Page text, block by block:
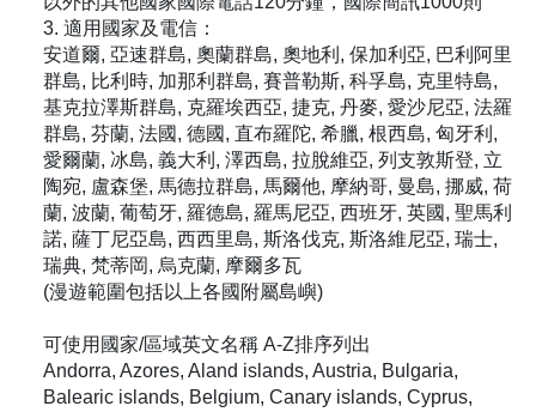
3. 適用國家及電信：
安道爾, 亞速群島, 奧蘭群島, 奧地利, 保加利亞, 巴利阿里
群島, 比利時, 加那利群島, 賽普勒斯, 科孚島, 克里特島,
基克拉澤斯群島, 克羅埃西亞, 捷克, 丹麥, 愛沙尼亞, 法羅
群島, 芬蘭, 法國, 德國, 直布羅陀, 希臘, 根西島, 匈牙利,
愛爾蘭, 冰島, 義大利, 澤西島, 拉脫維亞, 列支敦斯登, 立
陶宛, 盧森堡, 馬德拉群島, 馬爾他, 摩納哥, 曼島, 挪威, 荷
蘭, 波蘭, 葡萄牙, 羅德島, 羅馬尼亞, 西班牙, 英國, 聖馬利
諾, 薩丁尼亞島, 西西里島, 斯洛伐克, 斯洛維尼亞, 瑞士,
瑞典, 梵蒂岡, 烏克蘭, 摩爾多瓦
(漫遊範圍包括以上各國附屬島嶼)
可使用國家/區域英文名稱 A-Z排序列出
Andorra, Azores, Aland islands, Austria, Bulgaria,
Balearic islands, Belgium, Canary islands, Cyprus,